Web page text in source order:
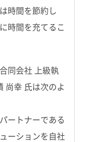
時間を節約し
時間を充てるこ
同会社 上級執
尚幸 氏は次のよ
ートナーである
ーションを自社